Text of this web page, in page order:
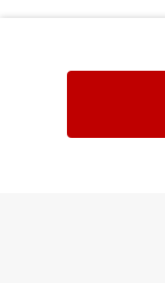
楽天ショッピング